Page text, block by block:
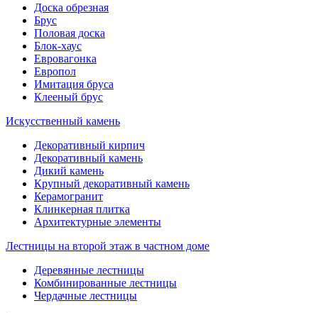
Доска обрезная
Брус
Половая доска
Блок-хаус
Евровагонка
Европол
Имитация бруса
Клееный брус
Искусственный камень
Декоративный кирпич
Декоративный камень
Дикий камень
Крупный декоративный камень
Керамогранит
Клинкерная плитка
Архитектурные элементы
Лестницы на второй этаж в частном доме
Деревянные лестницы
Комбинированные лестницы
Чердачные лестницы